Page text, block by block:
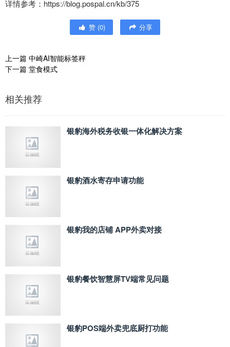
详情参考：https://blog.pospal.cn/kb/375
赞 (0) 分享
上一篇 中崎AI智能标签秤
下一篇 堂食模式
相关推荐
银豹海外税务收银一体化解决方案
银豹酒水寄存申请功能
银豹我的店铺 APP外卖对接
银豹餐饮智慧屏TV端常见问题
银豹POS端外卖兜底厨打功能